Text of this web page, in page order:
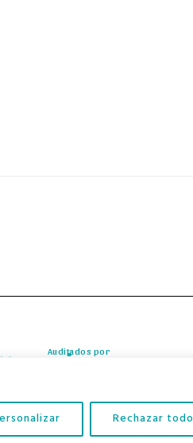
Rechazar todo
Auditados por
|Contacto